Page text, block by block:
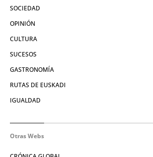
SOCIEDAD
OPINIÓN
CULTURA
SUCESOS
GASTRONOMÍA
RUTAS DE EUSKADI
IGUALDAD
Otras Webs